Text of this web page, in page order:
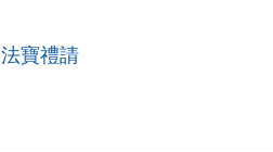
法寶禮請